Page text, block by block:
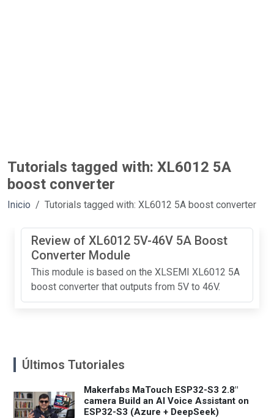
Tutorials tagged with: XL6012 5A
boost converter
Inicio Tutorials tagged with: XL6012 5A boost converter
Review of XL6012 5V-46V 5A Boost
Converter Module
This module is based on the XLSEMI XL6012 5A
boost converter that outputs from 5V to 46V.
Últimos Tutoriales
Makerfabs MaTouch ESP32-S3 2.8"
camera Build an AI Voice Assistant on
ESP32-S3 (Azure + DeepSeek)